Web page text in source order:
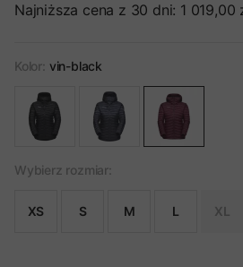
Najniższa cena z 30 dni: 1 019,00
Kolor: vin-black
Wybierz rozmiar:
XS S M L XL